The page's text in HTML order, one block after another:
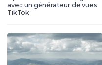
avec un générateur de vues
TikTok